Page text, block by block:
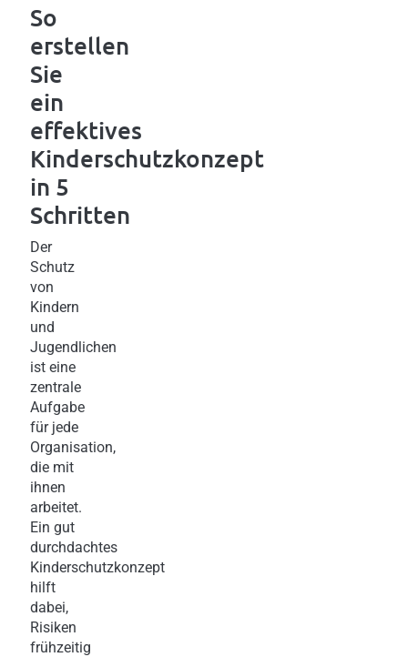
So
erstellen
Sie
ein
effektives
Kinderschutzkonzept
in 5
Schritten
Der
Schutz
von
Kindern
und
Jugendlichen
ist eine
zentrale
Aufgabe
für jede
Organisation,
die mit
ihnen
arbeitet.
Ein gut
durchdachtes
Kinderschutzkonzept
hilft
dabei,
Risiken
frühzeitig